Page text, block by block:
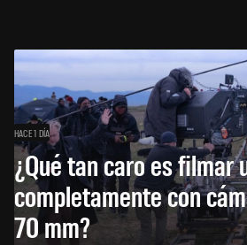
HACE 1 DÍA
¿Qué tan caro es filmar
completamente con
70 mm?